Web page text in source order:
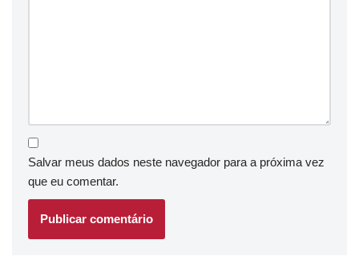
Salvar meus dados neste navegador para a próxima vez
que eu comentar.